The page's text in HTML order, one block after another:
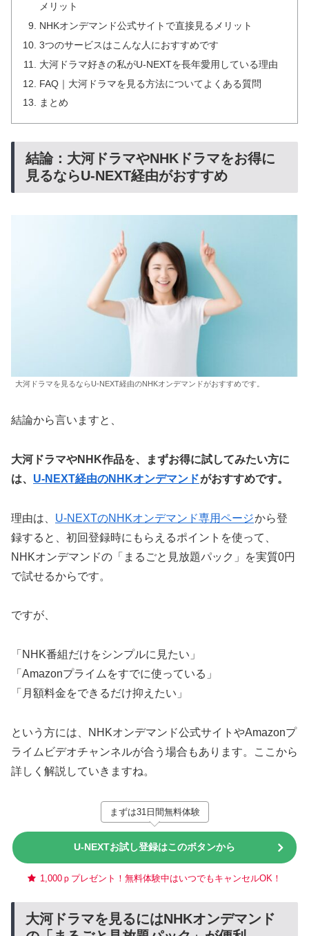
メリット
NHKオンデマンド公式サイトで直接見るメリット
3つのサービスはこんな人におすすめです
大河ドラマ好きの私がU-NEXTを長年愛用している理由
FAQ｜大河ドラマを見る方法についてよくある質問
まとめ
結論：大河ドラマやNHKドラマをお得に
見るならU-NEXT経由がおすすめ
大河ドラマを見るならU-NEXT経由のNHKオンデマンドがおすすめです。
結論から言いますと、
大河ドラマやNHK作品を、まずお得に試してみたい方に
は、 U-NEXT経由のNHKオンデマンドがおすすめです。
理由は、 U-NEXTのNHKオンデマンド専用ページから登
録すると、初回登録時にもらえるポイントを使って、
NHKオンデマンドの「まるごと見放題パック」を実質0円
で試せるからです。
ですが、
「NHK番組だけをシンプルに見たい」
「Amazonプライムをすでに使っている」
「月額料金をできるだけ抑えたい」
という方には、NHKオンデマンド公式サイトやAmazonプ
ライムビデオチャンネルが合う場合もあります。ここから
詳しく解説していきますね。
まずは31日間無料体験
U-NEXTお試し登録はこのボタンから
1,000ｐプレゼント！無料体験中はいつでもキャンセルOK！
大河ドラマを見るにはNHKオンデマンド